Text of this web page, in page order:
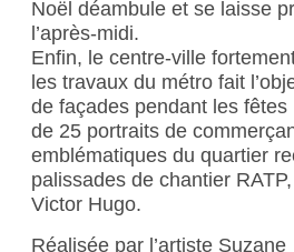
Noël déambule et se laisse
l’après-midi.
Enfin, le centre-ville
les travaux du métro fait
de façades pendant les
de 25 portraits de
emblématiques du quartier
palissades de chantier
Victor Hugo.
Réalisée par l’artiste Suzane